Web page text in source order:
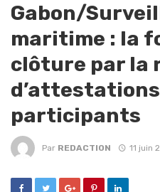
Gabon/
maritime : la
clôture par la
participants
Par REDACTION 11 juin